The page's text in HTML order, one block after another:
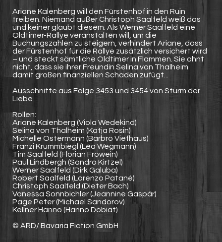
Ariane Kalenberg will den Fürstenhof in den Ruin
treiben. Niemand außer Christoph Saalfeld weiß das
und keiner glaubt diesem. Als Werner Saalfeld eine
Oldtimer-Rallye veranstalten will, um die
Buchungszahlen zu steigern, verhindert Ariane, dass
der Fürstenhof für die Rallye zusätzlich versichert wird
– und steckt sämtliche Oldtimer in Flammen. Sie ahnt
nicht, dass sie ihrer Freundin Selina von Thalheim
damit großen finanziellen Schaden zufügt...
Ausschnitte aus Folge 3453 und 3454 von Sturm der
Liebe
Rollen:
Ariane Kalenberg (Viola Wedekind)
Selina von Thalheim (Katja Rosin)
Michelle Ostermann (Barbro Viefhaus)
Franzi Krummbiegl (Léa Wegmann)
Tim Saalfeld (Florian Frowein)
Paul Lindbergh (Sandro Kirtzel)
Werner Saalfeld (Dirk Galuba)
Robert Saalfeld (Lorenzo Patané)
Christoph Saalfeld (Dieter Bach)
Vanessa Sonnbichler (Jeannine Gaspár)
Page Peter (Michael Sandorov)
Kellner Hanno (Hanno Dobiat)
© ARD/ Bavaria Fiction GmbH